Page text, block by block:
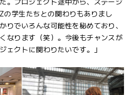
学生たちとの関わりもありまし
りでいろんな可能性を秘めており、
なります（笑）。今後もチャンスが
ェクトに関わりたいです。」